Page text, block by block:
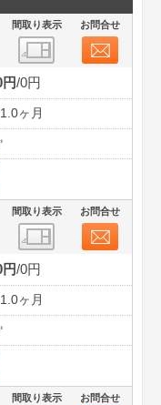
間取り表示 お問合せ
0円
1.0ヶ月
間取り表示 お問合せ
0円
1.0ヶ月
間取り表示 お問合せ